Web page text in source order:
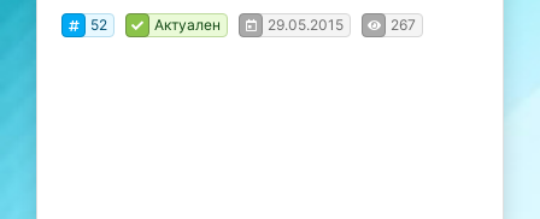
52 Актуален 29.05.2015 267